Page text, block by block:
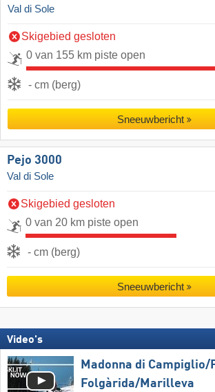
Val di Sole
Skigebied gesloten
0 van 155 km piste open
- cm (berg)
Sneeuwbericht
Pejo 3000
Val di Sole
Skigebied gesloten
0 van 20 km piste open
- cm (berg)
Sneeuwbericht
Video's
Madonna di
Folgàrida/​Marilleva